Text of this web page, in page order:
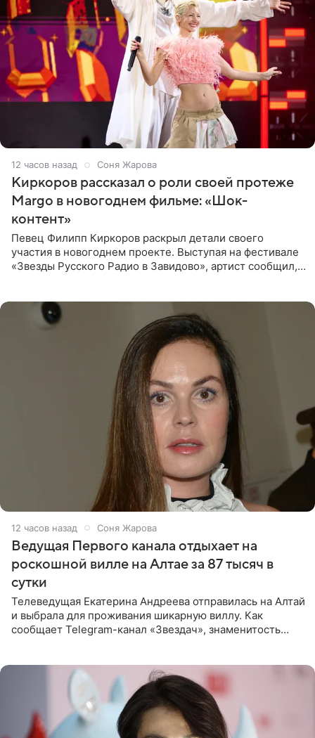
12 часов назад Соня Жарова
Киркоров рассказал о роли своей протеже
Margo в новогоднем фильме: «Шок-
контент»
Певец Филипп Киркоров раскрыл детали своего
участия в новогоднем проекте. Выступая на фестивале
«Звезды Русского Радио в Завидово», артист сообщил,
12 часов назад Соня Жарова
Ведущая Первого канала отдыхает на
роскошной вилле на Алтае за 87 тысяч в
сутки
Телеведущая Екатерина Андреева отправилась на Алтай
и выбрала для проживания шикарную виллу. Как
сообщает Telegram-канал «Звездач», знаменитость